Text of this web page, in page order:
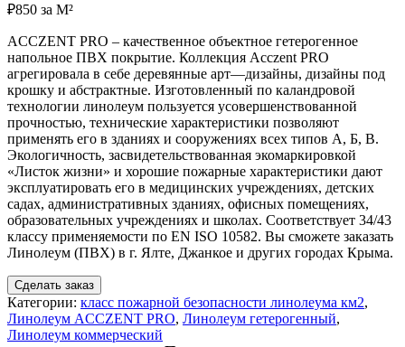
₽850 за М²
ACCZENT PRO – качественное объектное гетерогенное
напольное ПВХ покрытие. Коллекция Acczent PRO
агрегировала в себе деревянные арт—дизайны, дизайны под
крошку и абстрактные. Изготовленный по каландровой
технологии линолеум пользуется усовершенствованной
прочностью, технические характеристики позволяют
применять его в зданиях и сооружениях всех типов А, Б, В.
Экологичность, засвидетельствованная экомаркировкой
«Листок жизни» и хорошие пожарные характеристики дают
эксплуатировать его в медицинских учреждениях, детских
садах, административных зданиях, офисных помещениях,
образовательных учреждениях и школах. Соответствует 34/43
классу применяемости по EN ISO 10582. Вы сможете заказать
Линолеум (ПВХ) в г. Ялте, Джанкое и других городах Крыма.
Сделать заказ
Категории: класс пожарной безопасности линолеума км2,
Линолеум ACCZENT PRO, Линолеум гетерогенный,
Линолеум коммерческий